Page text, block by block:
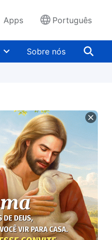
Apps Português
Sobre nós